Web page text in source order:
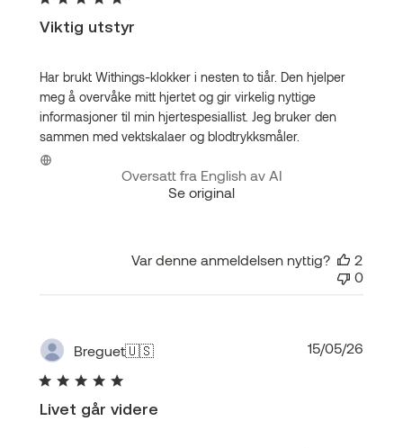
Viktig utstyr
Har brukt Withings-klokker i nesten to tiår. Den hjelper
meg å overvåke mitt hjertet og gir virkelig nyttige
informasjoner til min hjertespesiallist. Jeg bruker den
sammen med vektskalaer og blodtrykksmåler.
Oversatt fra English av AI
Se original
Var denne anmeldelsen nyttig?
2
0
Breguet🇺🇸
Livet går videre
15/05/26